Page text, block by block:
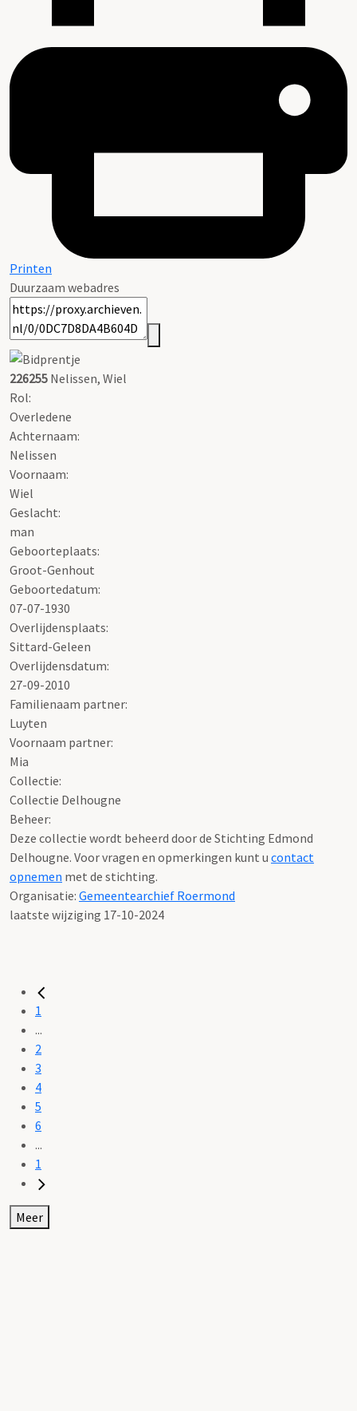
Printen
Duurzaam webadres
226255 Nelissen, Wiel
Rol:
Overledene
Achternaam:
Nelissen
Voornaam:
Wiel
Geslacht:
man
Geboorteplaats:
Groot-Genhout
Geboortedatum:
07-07-1930
Overlijdensplaats:
Sittard-Geleen
Overlijdensdatum:
27-09-2010
Familienaam partner:
Luyten
Voornaam partner:
Mia
Collectie:
Collectie Delhougne
Beheer:
Deze collectie wordt beheerd door de Stichting Edmond
Delhougne. Voor vragen en opmerkingen kunt u contact
opnemen met de stichting.
Organisatie: Gemeentearchief Roermond
laatste wijziging 17-10-2024
1
...
2
3
4
5
6
...
1
Meer